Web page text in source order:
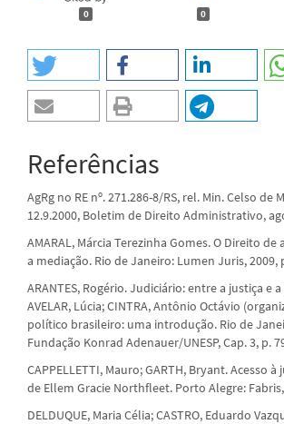
0 0
Referências
AgRg no RE nº. 271.286-8/RS, rel. Min. Celso de
12.9.2000, Boletim de Direito Administrativo,
AMARAL, Márcia Terezinha Gomes. O Direito de
a mediação. Rio de Janeiro: Lumen Juris, 2009,
ARANTES, Rogério. Judiciário: entre a justiça e
AVELAR, Lúcia; CINTRA, Antônio Octávio
político brasileiro: uma introdução. Rio de
Fundação Konrad Adenauer/UNESP, Cap. 3, p.
CAPPELLETTI, Mauro; GARTH, Bryant. Acesso
de Ellem Gracie Northfleet. Porto Alegre:
DELDUQUE, Maria Célia; CASTRO, Eduardo